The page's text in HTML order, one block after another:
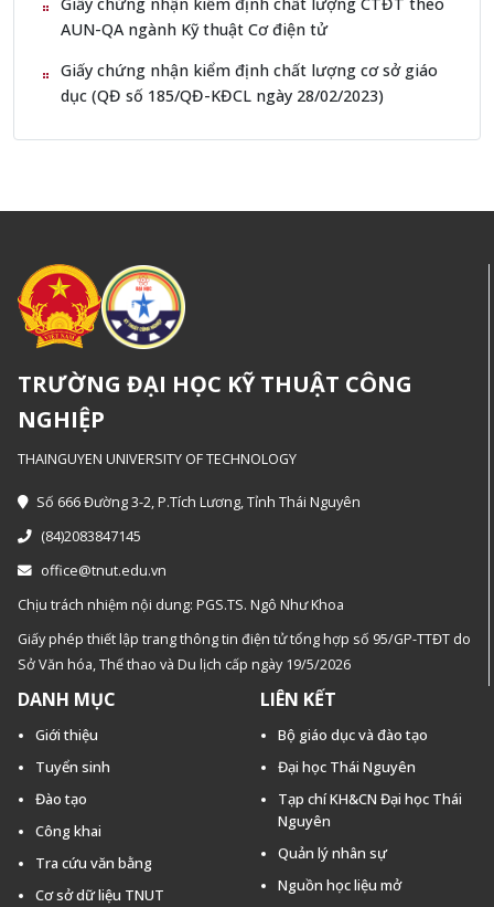
AUN-QA ngành Kỹ thuật Cơ điện tử
Giấy chứng nhận kiểm định chất lượng cơ sở giáo
dục (QĐ số 185/QĐ-KĐCL ngày 28/02/2023)
TRƯỜNG ĐẠI HỌC KỸ THUẬT CÔNG
NGHIỆP
THAINGUYEN UNIVERSITY OF TECHNOLOGY
Số 666 Đường 3-2, P.Tích Lương, Tỉnh Thái Nguyên
(84)2083847145
office@tnut.edu.vn
Chịu trách nhiệm nội dung: PGS.TS. Ngô Như Khoa
Giấy phép thiết lập trang thông tin điện tử tổng hợp số 95/GP-TTĐT do
Sở Văn hóa, Thế thao và Du lịch cấp ngày 19/5/2026
DANH MỤC
Giới thiệu
Tuyển sinh
Đào tạo
Công khai
Tra cứu văn bằng
Cơ sở dữ liệu TNUT
LIÊN KẾT
Bộ giáo dục và đào tạo
Đại học Thái Nguyên
Tạp chí KH&CN Đại học Thái
Nguyên
Quản lý nhân sự
Nguồn học liệu mở